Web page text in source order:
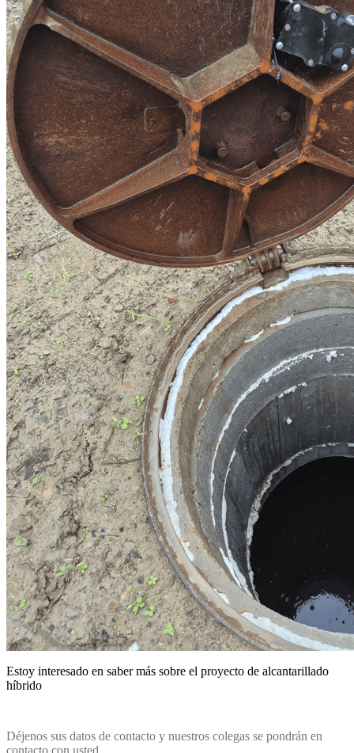
Estoy interesado en saber más sobre el proyecto de alcantarillado
híbrido
Déjenos sus datos de contacto y nuestros colegas se pondrán en
contacto con usted.